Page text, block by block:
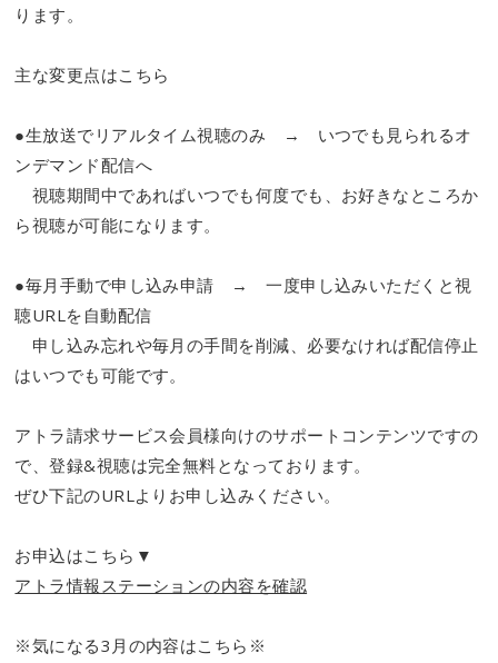
ります。
主な変更点はこちら
●生放送でリアルタイム視聴のみ → いつでも見られるオ
ンデマンド配信へ
視聴期間中であればいつでも何度でも、お好きなところか
ら視聴が可能になります。
●毎月手動で申し込み申請 → 一度申し込みいただくと視
聴URLを自動配信
申し込み忘れや毎月の手間を削減、必要なければ配信停止
はいつでも可能です。
アトラ請求サービス会員様向けのサポートコンテンツですの
で、登録&視聴は完全無料となっております。
ぜひ下記のURLよりお申し込みください。
お申込はこちら▼
アトラ情報ステーションの内容を確認
※気になる3月の内容はこちら※